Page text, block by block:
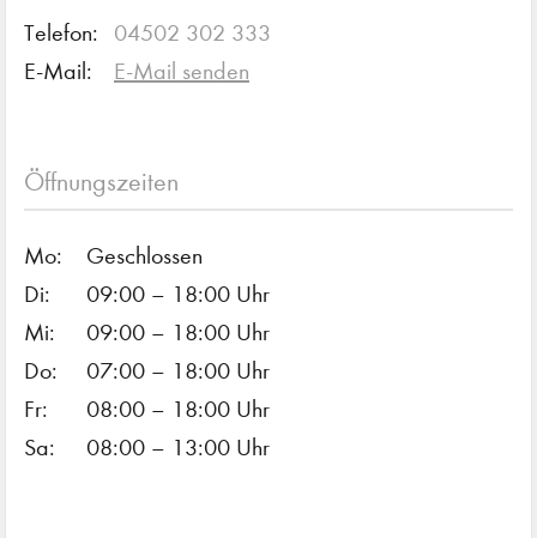
Telefon:
04502 302 333
E-Mail:
E-Mail senden
Öffnungszeiten
Mo:
Geschlossen
Di:
09:00 – 18:00 Uhr
Mi:
09:00 – 18:00 Uhr
Do:
07:00 – 18:00 Uhr
Fr:
08:00 – 18:00 Uhr
Sa:
08:00 – 13:00 Uhr